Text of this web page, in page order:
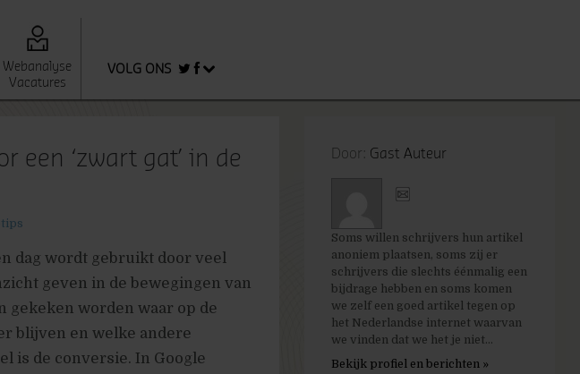
Webanalyse
Vacatures
VOLG ONS
een ‘zwart gat’ in de
dag wordt gebruikt door veel
geven in de bewegingen van
gekeken worden waar op de
blijven en welke andere
is de conversie. In Google
Door: Gast Auteur
Soms willen schrijvers hun artikel
anoniem plaatsen, soms zij er
schrijvers die slechts éénmalig een
bijdrage hebben en soms komen
we zelf een goed artikel tegen op
het Nederlandse internet waarvan
we vinden dat we het je niet...
Bekijk profiel en berichten »